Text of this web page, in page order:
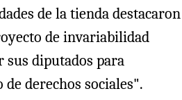
de la tienda destacaron
de invariabilidad
sus diputados para
derechos sociales".